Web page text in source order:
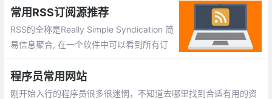
第三方支付平台。
常用RSS订阅源推荐
RSS的全称是Really Simple Syndication 简
易信息聚合, 在一个软件中可以看到所有订
D网站信息, 需要一个个上去看看有没有更
新, 这样无疑很费时。
程序员常用网站
刚开始入行的程序员很多很迷惘，不知道去哪里找到合适有用的资